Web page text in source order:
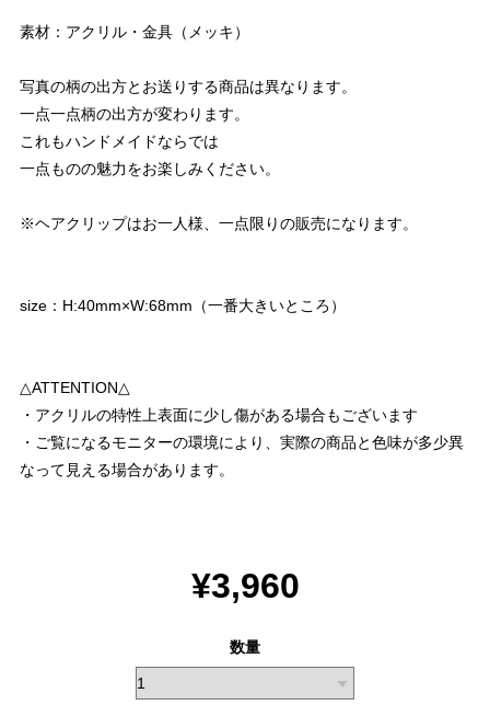
素材：アクリル・金具（メッキ）
写真の柄の出方とお送りする商品は異なります。
一点一点柄の出方が変わります。
これもハンドメイドならでは
一点ものの魅力をお楽しみください。
※ヘアクリップはお一人様、一点限りの販売になります。
size：H:40mm×W:68mm（一番大きいところ）
△ATTENTION△
・アクリルの特性上表面に少し傷がある場合もございます
・ご覧になるモニターの環境により、実際の商品と色味が多少異
なって見える場合があります。
¥3,960
数量